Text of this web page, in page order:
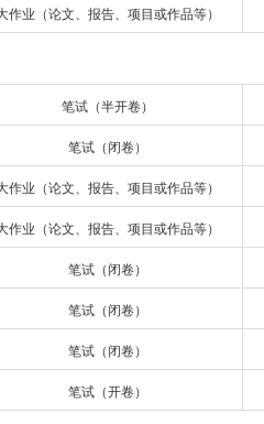
作业（论文、报告、项目或作品等）
笔试（半开卷）
笔试（闭卷）
作业（论文、报告、项目或作品等）
作业（论文、报告、项目或作品等）
笔试（闭卷）
笔试（闭卷）
笔试（闭卷）
笔试（开卷）